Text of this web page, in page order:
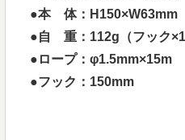
●本 体：H150×W63mm
●自 重：112g（フック×1
●ロープ：φ1.5mm×15m
●フック：150mm